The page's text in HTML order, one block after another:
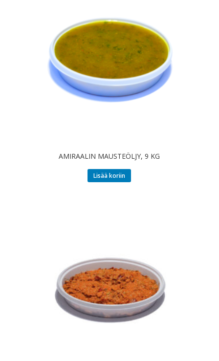
AMIRAALIN MAUSTEÖLJY, 9 KG
Lisää koriin